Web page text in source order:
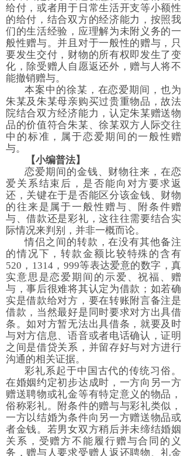
给付，或者用于日常生活开支等小额性
的给付，结合双方的经济能力，按照我
们的生活经验，应理解为未附义务的一
般性赠与。并且对于一般性的赠与，只
要发生交付，财物的所有权即发生了变
化，除受赠人自愿返还外，赠与人将不
能撤销赠与。
本案中的徐某，在恋爱期间，也为
朱某及朱某母亲购买过贵重物品，故法
院结合双方经济能力，认定朱某赠送物
品的价值符合朱某、徐某双方人际交往
中的标准，属于恋爱期间的一般性赠
与。
【小编普法】
恋爱期间的金钱、财物往来，在恋
爱关系结束后，是否能向对方要求返
还，关键在于是否能区分该金钱、财物
的往来是属于一般性赠与、附条件赠
与、借款还是彩礼，这往往需要结合实
际情况来判别，并非一概而论。
情侣之间的转款，在没有其他备注
的情况下，转款金额比较特殊的含有
520，1314，999等表达爱意的数字，真
实意思是恋爱期间的示爱、祝福、赠
与，事后很难将其认定为借款；如若确
实是借款给对方，要在转账附言备注是
借款，当然最好是同时要求对方出具借
条。如对方暂无法出具借条，就要及时
与对方信息、语音或者电话确认，证明
之间是借贷关系，并留存好与对方进行
沟通的相关证据。
彩礼系起于中国古代的传统习俗。
在婚姻约定初步达成时，一方向另一方
赠送聘物或礼金等有特定意义的物品，
俗称彩礼。附条件的赠与与彩礼类似，
一方以结婚为条件向另一方赠送物品或
者金钱。若男女双方稍后并未缔结婚姻
关系，受赠方不能履行赠与合同的义
务，赠与人要求受赠人返还聘物、礼金